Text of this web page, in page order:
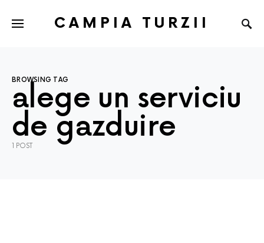
CAMPIA TURZII
BROWSING TAG
alege un serviciu
de gazduire
1 POST